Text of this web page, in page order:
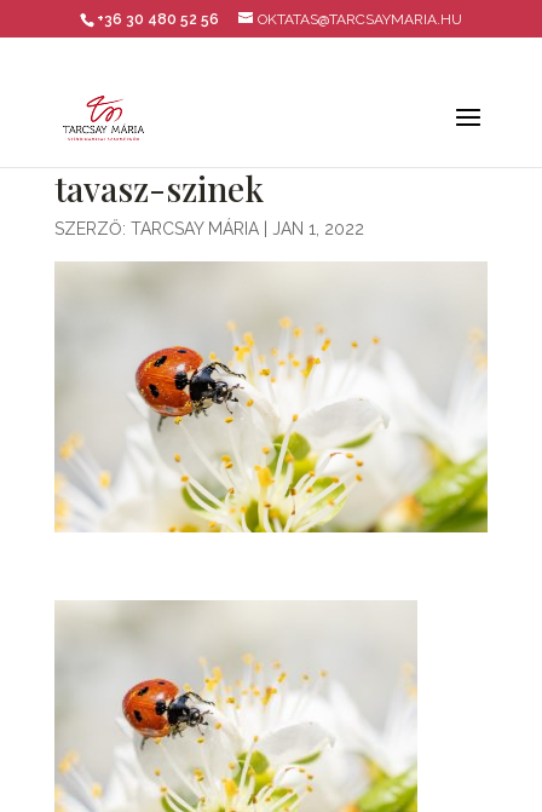
+36 30 480 52 56 OKTATAS@TARCSAYMARIA.HU
tavasz-szinek
SZERZŐ: TARCSAY MÁRIA| JAN 1, 2022